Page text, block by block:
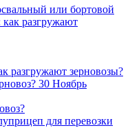
или бортовой
разгружают зерновозы?
30 Ноябрь